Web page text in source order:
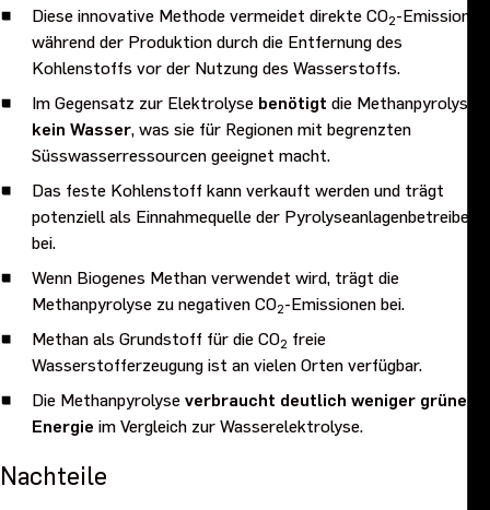
Diese innovative Methode vermeidet direkte CO2-Emissionen
während der Produktion durch die Entfernung des
Kohlenstoffs vor der Nutzung des Wasserstoffs.
Im Gegensatz zur Elektrolyse benötigt die Methanpyrolyse
kein Wasser, was sie für Regionen mit begrenzten
Süsswasserressourcen geeignet macht.
Das feste Kohlenstoff kann verkauft werden und trägt
potenziell als Einnahmequelle der Pyrolyseanlagenbetreiber
bei.
Wenn Biogenes Methan verwendet wird, trägt die
Methanpyrolyse zu negativen CO2-Emissionen bei.
Methan als Grundstoff für die CO2 freie
Wasserstofferzeugung ist an vielen Orten verfügbar.
Die Methanpyrolyseverbraucht deutlich weniger grüne
Energie im Vergleich zur Wasserelektrolyse.
Nachteile